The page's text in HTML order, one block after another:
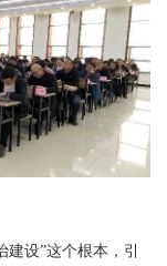
设”这个根本，引